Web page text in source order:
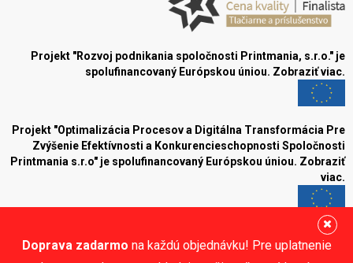
Doprava zadarmo na každú objednávku! Pre uplatnenie
Projekt "Rozvoj podnikania spoločnosti Printmania, s.r.o." je
spolufinancovaný Európskou úniou. Zobraziť viac.
Projekt "Optimalizácia Procesov a Digitálna Transformácia Pre
Zvýšenie Efektívnosti a Konkurencieschopnosti Spoločnosti
Printmania s.r.o" je spolufinancovaný Európskou úniou. Zobraziť
viac.
Blog